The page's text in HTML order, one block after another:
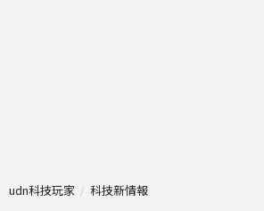
udn科技玩家 科技新情報